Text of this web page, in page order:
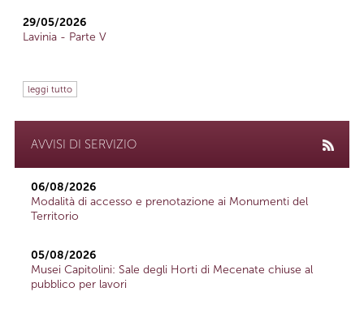
29/05/2026
Lavinia - Parte V
leggi tutto
AVVISI DI SERVIZIO
06/08/2026
Modalità di accesso e prenotazione ai Monumenti del
Territorio
05/08/2026
Musei Capitolini: Sale degli Horti di Mecenate chiuse al
pubblico per lavori